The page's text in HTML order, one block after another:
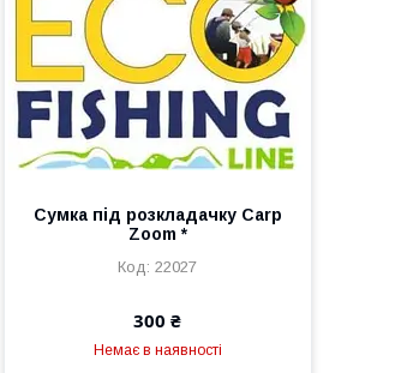
Сумка під розкладачку Carp
Zoom *
22027
300 ₴
Немає в наявності